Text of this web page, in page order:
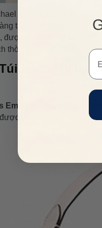
Kors đề cao sự khéo
theo đuổi các xu
được nhận diện như một
thời trang của Michael
Xách
Emilia Medium Logo
làm bằng canvas giúp